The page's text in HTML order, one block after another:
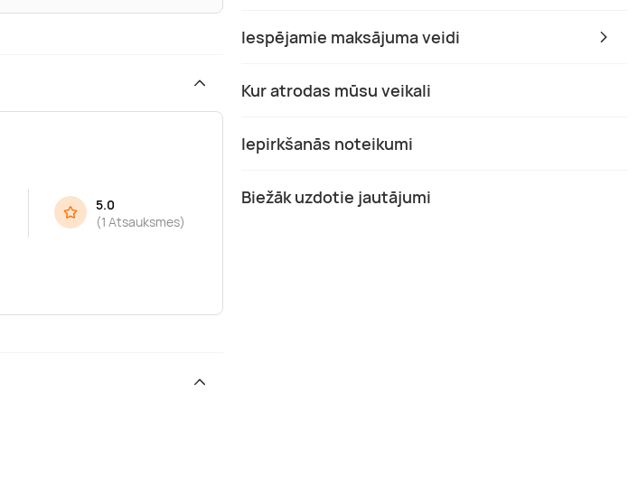
Iespējamie maksājuma veidi
Kur atrodas mūsu veikali
Iepirkšanās noteikumi
Biežāk uzdotie jautājumi
5.0
(1 Atsauksmes)